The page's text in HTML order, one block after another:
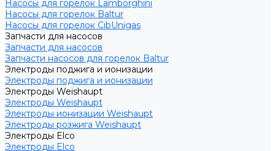
Насосы для горелок Lamborghini
Насосы для горелок Baltur
Насосы для горелок CibUnigas
Запчасти для насосов
Запчасти для насосов
Запчасти насосов для горелок Baltur
Электроды поджига и ионизации
Электроды поджига и ионизации
Электроды Weishaupt
Электроды Weishaupt
Электроды ионизации Weishaupt
Электроды розжига Weishaupt
Электроды Elco
Электроды Elco